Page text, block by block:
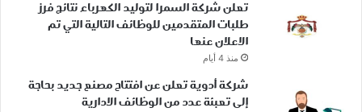
تعلن شركة السمرا لتوليد الكهرباء نتائج فرز
طلبات المتقدمين للوظائف التالية التي تم
الاعلان عنها
منذ 4 أيام
شركة أدوية تعلن عن افتتاح مصنع جديد بحاجة
إلى تعبئة عدد من الوظائف الادارية